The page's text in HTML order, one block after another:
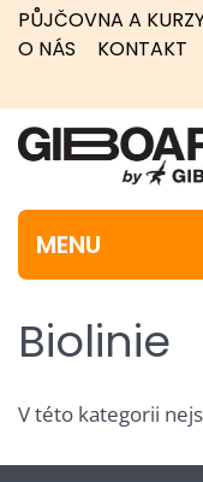
PŮJČOVNA A
O NÁS
KONTAKT
MENU
Biolinie
V této kategorii